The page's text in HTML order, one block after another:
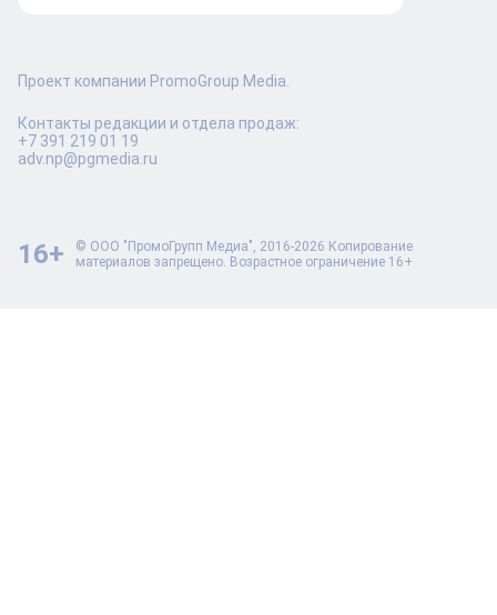
Проект компании PromoGroup Media.
Контакты редакции и отдела продаж:
+7 391 219 01 19
adv.np@pgmedia.ru
© ООО "ПромоГрупп Медиа", 2016-2026 Копирование
материалов запрещено. Возрастное ограничение 16+
16+